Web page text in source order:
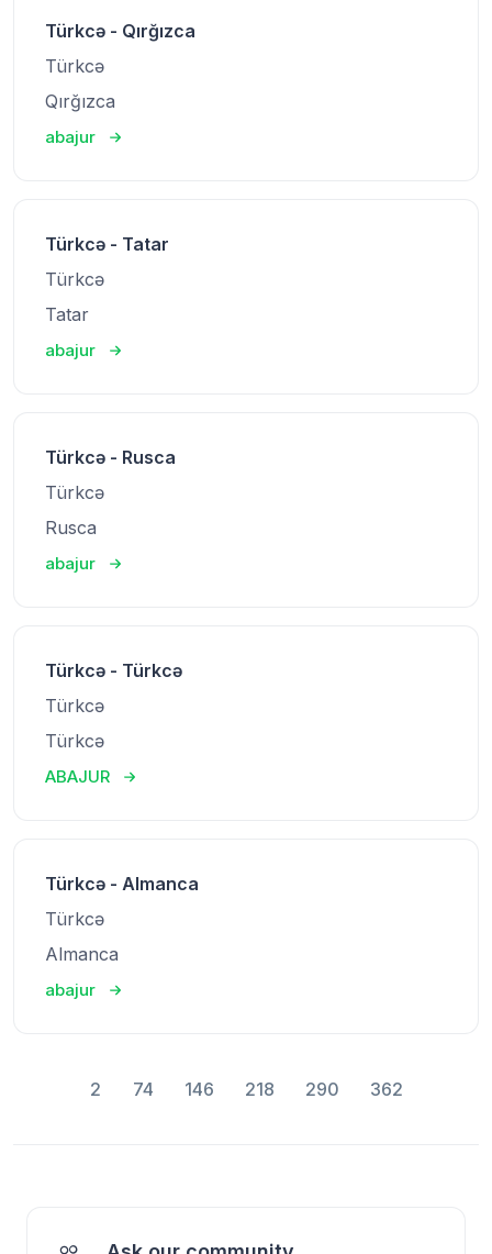
Türkcə - Qırğızca
Türkcə
Qırğızca
abajur
Türkcə - Tatar
Türkcə
Tatar
abajur
Türkcə - Rusca
Türkcə
Rusca
abajur
Türkcə - Türkcə
Türkcə
Türkcə
ABAJUR
Türkcə - Almanca
Türkcə
Almanca
abajur
2 74 146 218 290 362